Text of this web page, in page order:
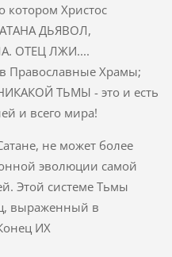
котором Христос
ДЬЯВОЛ,
ОТЕЦ ЛЖИ....
Православные Храмы;
ТЬМЫ - это и есть
и всего мира!
не может более
эволюции самой
Этой системе Тьмы
выраженный в
ИХ